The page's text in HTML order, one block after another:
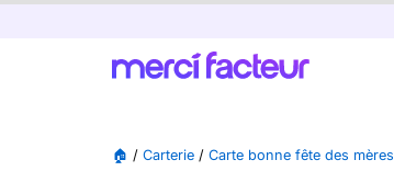
🏠 / Carterie / Carte bonne fête des mères